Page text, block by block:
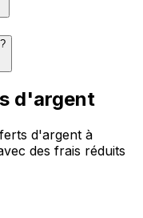
d'argent
d'argent à
des frais réduits